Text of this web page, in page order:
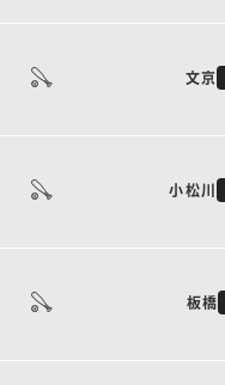
文京
小松川
板橋